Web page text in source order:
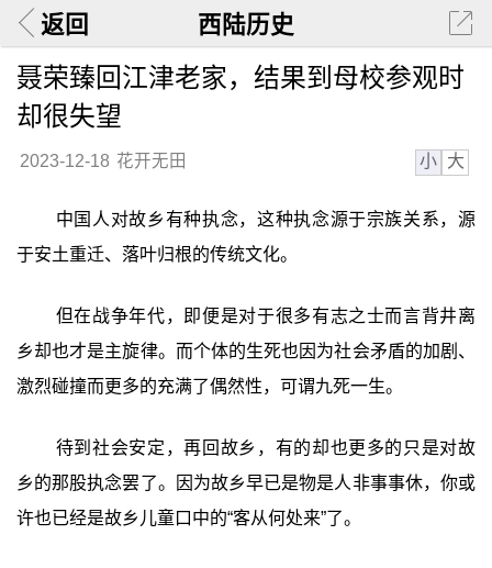
返回 西陆历史
聂荣臻回江津老家，结果到母校参观时
却很失望
2023-12-18 花开无田 小 大
中国人对故乡有种执念，这种执念源于宗族关系，源
于安土重迁、落叶归根的传统文化。
但在战争年代，即便是对于很多有志之士而言背井离
乡却也才是主旋律。而个体的生死也因为社会矛盾的加剧、
激烈碰撞而更多的充满了偶然性，可谓九死一生。
待到社会安定，再回故乡，有的却也更多的只是对故
乡的那股执念罢了。因为故乡早已是物是人非事事休，你或
许也已经是故乡儿童口中的“客从何处来”了。